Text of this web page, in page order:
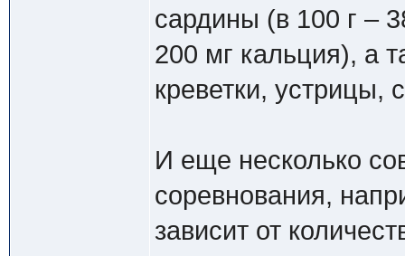
сардины (в 100 г –
200 мг кальция), а
креветки, устрицы,
И еще несколько
соревнования,
зависит от